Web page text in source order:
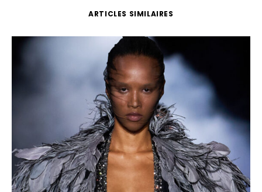
ARTICLES SIMILAIRES